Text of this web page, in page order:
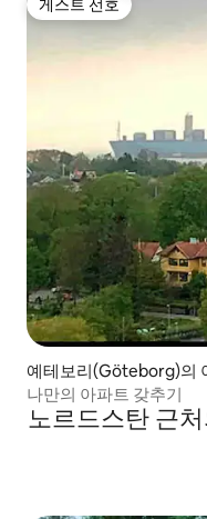
게스트 선호
게스트 선호
예테보리(Göteborg)의
나만의 아파트 갖추기
노르드스탄 근